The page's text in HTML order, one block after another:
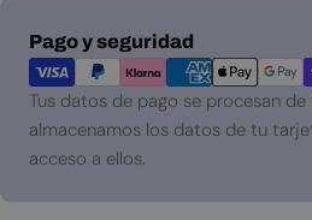
Pago y seguridad
Métodos
de
pago
Tus datos de pago se procesan de
almacenamos los datos de tu
acceso a ellos.